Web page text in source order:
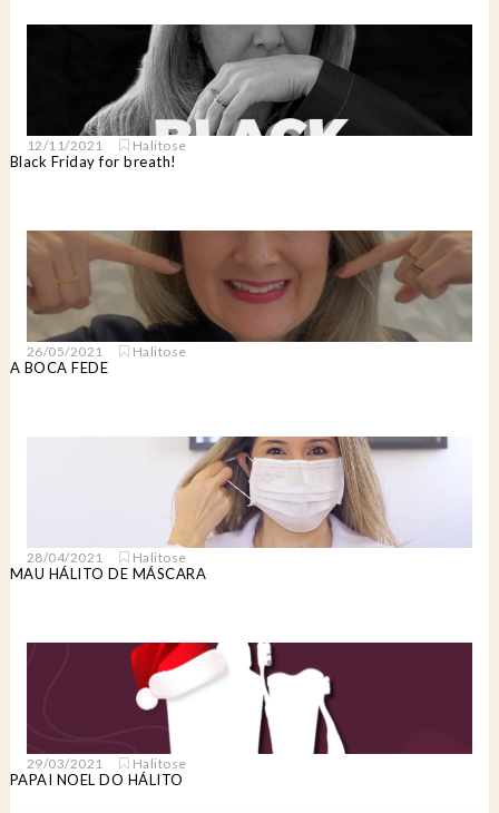
12/11/2021 Halitose
Black Friday for breath!
26/05/2021 Halitose
A BOCA FEDE
28/04/2021 Halitose
MAU HÁLITO DE MÁSCARA
29/03/2021 Halitose
PAPAI NOEL DO HÁLITO